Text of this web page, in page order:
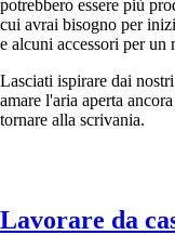
potrebbero essere più
cui avrai bisogno per
e alcuni accessori per un
Lasciati ispirare dai
amare l'aria aperta
tornare alla scrivania.
Lavorare da